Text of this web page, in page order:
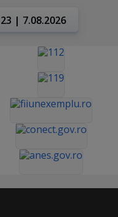
| 7.08.2026